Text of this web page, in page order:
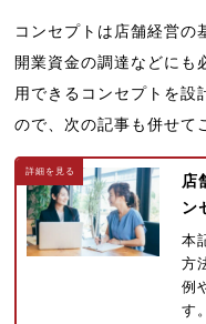
コンセプトは店舗経営の
開業資金の調達などにも
用できるコンセプトを設
ので、次の記事も併せて
店
ン
本
方
例
す